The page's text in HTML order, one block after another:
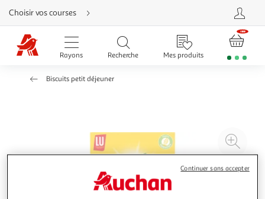
Aller
directement
au
contenu
Aller
directement
Aller
besoin
Choisir vos courses
Rayons Recherche Mes produits
Biscuits petit déjeuner
à
Continuer sans accepter